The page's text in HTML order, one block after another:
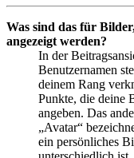
Was sind das für
angezeigt werden?
In der
Benutzernamen
deinem Rang
Punkte, die deine
angeben. Das
„Avatar“
ein persönliches